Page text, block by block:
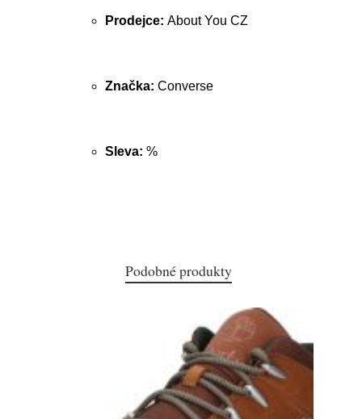
Prodejce: About You CZ
Značka: Converse
Sleva: %
Podobné produkty